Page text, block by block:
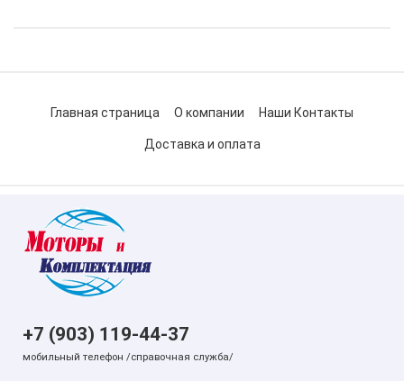
Главная страница О компании Наши Контакты
Доставка и оплата
+7 (903) 119-44-37
мобильный телефон /справочная служба/